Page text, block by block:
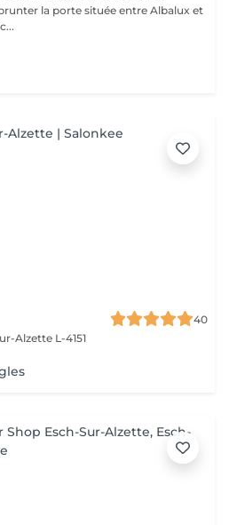
la porte située entre Albalux et
40
Alzette L-4151